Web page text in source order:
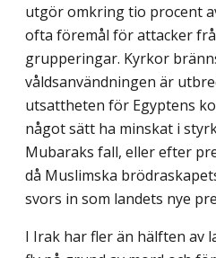
utgör omkring tio procent
ofta föremål för attacker
grupperingar. Kyrkor
våldsanvändningen är
utsattheten för Egyptens
något sätt ha minskat i
Mubaraks fall, eller efter
då Muslimska
svors in som landets nye
I Irak har fler än hälften av